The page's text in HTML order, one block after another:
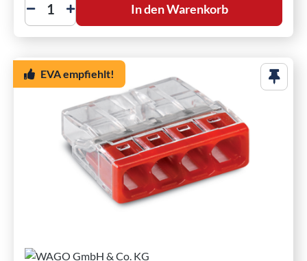
In den Warenkorb
EVA empfiehlt!